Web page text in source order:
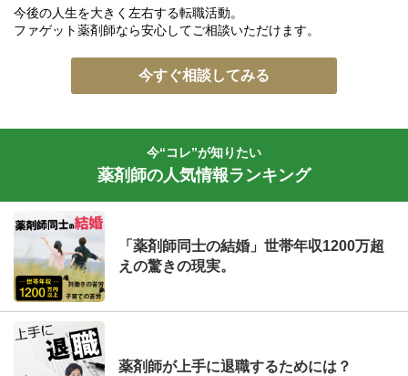
今後の人生を大きく左右する転職活動。
ファゲット薬剤師なら安心してご相談いただけます。
今すぐ相談してみる
今“コレ”が知りたい
薬剤師の人気情報ランキング
「薬剤師同士の結婚」世帯年収1200万超
えの驚きの現実。
薬剤師が上手に退職するためには？